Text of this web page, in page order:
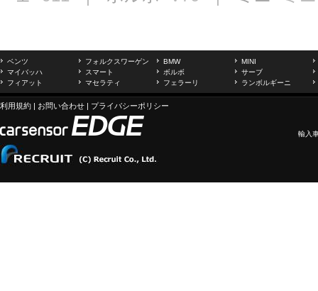
ベンツ フォルクスワーゲン BMW
MINI
マイバッハ
スマート ボルボ
サーブ
フィアット
マセラティ フェラーリ ランボルギーニ
利用規約 | お問い合わせ | プライバシーポリシー
輸入